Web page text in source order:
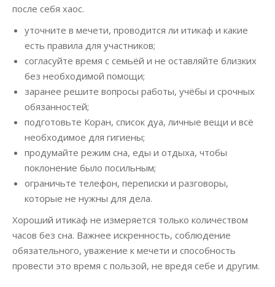
после себя хаос.
уточните в мечети, проводится ли итикаф и какие
есть правила для участников;
согласуйте время с семьёй и не оставляйте близких
без необходимой помощи;
заранее решите вопросы работы, учёбы и срочных
обязанностей;
подготовьте Коран, список дуа, личные вещи и всё
необходимое для гигиены;
продумайте режим сна, еды и отдыха, чтобы
поклонение было посильным;
ограничьте телефон, переписки и разговоры,
которые не нужны для дела.
Хороший итикаф не измеряется только количеством
часов без сна. Важнее искренность, соблюдение
обязательного, уважение к мечети и способность
провести это время с пользой, не вредя себе и другим.